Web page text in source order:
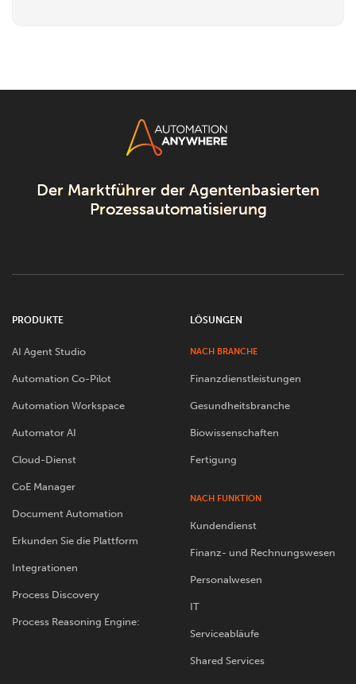
Der Marktführer der Agentenbasierten
Prozessautomatisierung
PRODUKTE
AI Agent Studio
Automation Co-Pilot
Automation Workspace
Automator AI
Cloud-Dienst
CoE Manager
Document Automation
Erkunden Sie die Plattform
Integrationen
Process Discovery
Process Reasoning Engine:
LÖSUNGEN
NACH BRANCHE
Finanzdienstleistungen
Gesundheitsbranche
Biowissenschaften
Fertigung
NACH FUNKTION
Kundendienst
Finanz- und Rechnungswesen
Personalwesen
IT
Serviceabläufe
Shared Services